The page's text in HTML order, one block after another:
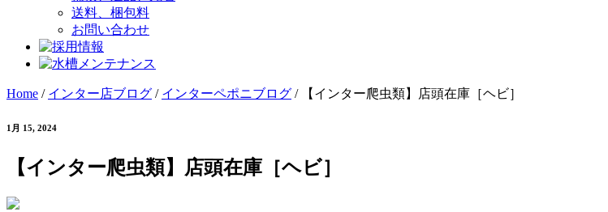
送料、梱包料
お問い合わせ
Home / インター店ブログ / インターペポニブログ / 【インター爬虫類】店頭在庫［ヘビ］
1月 15, 2024
【インター爬虫類】店頭在庫［ヘビ］